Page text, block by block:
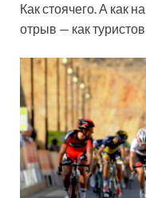
Как стоячего. А как
отрыв — как